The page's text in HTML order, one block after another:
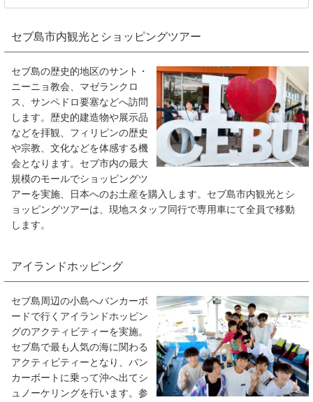
セブ島市内観光とショッピングツアー
セブ島の歴史的地区のサント・
ニーニョ教会、マゼランクロ
ス、サンペドロ要塞などへ訪問
します。歴史的建造物や展示品
などを拝観、フィリピンの歴史
や宗教、文化などを体感する機
会となります。セブ市内の最大
規模のモールでショッピングツ
アーを実施、日本へのお土産を購入します。セブ島市内観光とシ
ョッピングツアーは、現地スタッフ同行で専用車にて全員で移動
します。
アイランドホッピング
セブ島周辺の小島へバンカーボ
ードで行くアイランドホッピン
グのアクティビティーを実施。
セブ島で最も人気の海に関わる
アクティビティーとなり、バン
カーボートに乗って沖へ出てシ
ュノーケリングを行います。参